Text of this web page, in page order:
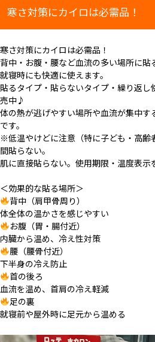
寒さ対策にカイロは必需品！
寒さ対策にカイロは必需品！
背中・お腹・腰など血流の多い場所に貼
就寝時にも快適に使えます。
貼るタイプ・貼らないタイプ・繰り返し
売中♪
体の熱が逃げやすい場所や血流が集中す
です。
※低温やけどに注意（特に子ども・高齢
間貼らない。
肌に直接貼らない。使用期限・温度表示
＜効果的な貼る場所＞
背中（肩甲骨周り）
体全体の温かさを感じやすい
お腹（胃・腸付近）
内臓から温め、冷え性対策
腰（腰骨付近）
下半身の冷え防止
首の後ろ
血流を温め、首肩の冷え軽減
足の裏
就寝前や屋外時に足元から温める